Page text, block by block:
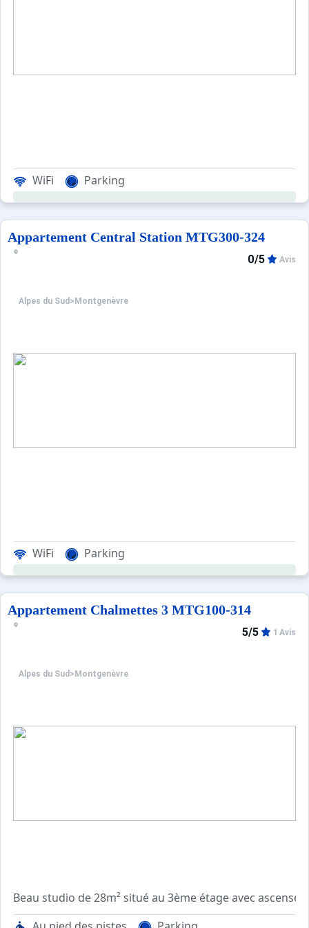
WiFi Parking
Appartement Central Station MTG300-324
Alpes du Sud > Montgenèvre
0/5 Avis
WiFi Parking
Appartement Chalmettes 3 MTG100-314
Alpes du Sud > Montgenèvre
5/5 1 Avis
Beau studio de 28m² situé au 3ème étage avec
Ce studio se compose :